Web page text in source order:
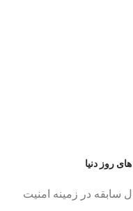
روز دنیا
خیر مقدم با بیش از 15 سال سابقه در زمینه امنیت